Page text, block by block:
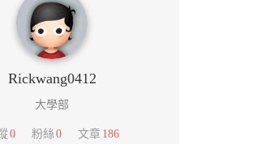
Rickwang0412
大學部
0 粉絲 0 文章 186